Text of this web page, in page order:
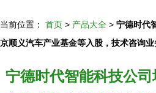
当前位置： 首页 > 产品大全 > 宁德时代
京顺义汽车产业基金等入股，技术咨询
宁德时代智能科技公